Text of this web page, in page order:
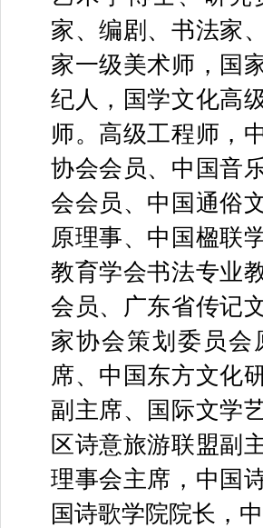
家、编剧、书法家
家一级美术师，国
纪人，国学文化高
师。高级工程师，
协会会员、中国音
会会员、中国通俗
原理事、中国楹联
教育学会书法专业
会员、广东省传记
家协会策划委员会
席、中国东方文化
副主席、国际文学
区诗意旅游联盟副
理事会主席，中国
国诗歌学院院长，